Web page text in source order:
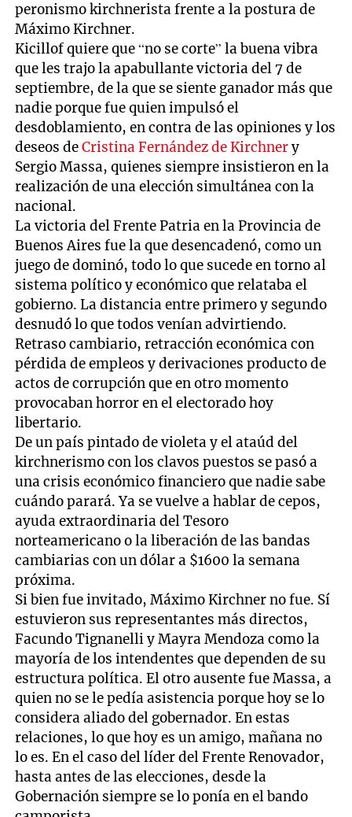
peronismo kirchnerista frente a la postura de
Máximo Kirchner.
Kicillof quiere que “no se corte” la buena vibra
que les trajo la apabullante victoria del 7 de
septiembre, de la que se siente ganador más que
nadie porque fue quien impulsó el
desdoblamiento, en contra de las opiniones y los
deseos deCristina Fernández de Kirchnery
Sergio Massa, quienes siempre insistieron en la
realización de una elección simultánea con la
nacional.
La victoria del Frente Patria en la Provincia de
Buenos Aires fue la que desencadenó, como un
juego de dominó, todo lo que sucede en torno al
sistema político y económico que relataba el
gobierno. La distancia entre primero y segundo
desnudó lo que todos venían advirtiendo.
Retraso cambiario, retracción económica con
pérdida de empleos y derivaciones producto de
actos de corrupción que en otro momento
provocaban horror en el electorado hoy
libertario.
De un país pintado de violeta y el ataúd del
kirchnerismo con los clavos puestos se pasó a
una crisis económico financiero que nadie sabe
cuándo parará. Ya se vuelve a hablar de cepos,
ayuda extraordinaria del Tesoro
norteamericano o la liberación de las bandas
cambiarias con un dólar a $1600 la semana
próxima.
Si bien fue invitado, Máximo Kirchner no fue. Sí
estuvieron sus representantes más directos,
Facundo Tignanelli y Mayra Mendoza como la
mayoría de los intendentes que dependen de su
estructura política. El otro ausente fue Massa, a
quien no se le pedía asistencia porque hoy se lo
considera aliado del gobernador. En estas
relaciones, lo que hoy es un amigo, mañana no
lo es. En el caso del líder del Frente Renovador,
hasta antes de las elecciones, desde la
Gobernación siempre se lo ponía en el bando